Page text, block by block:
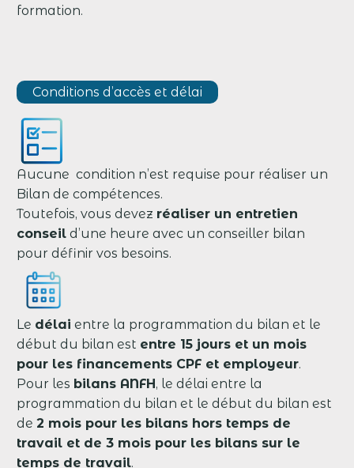
formation.
Conditions d’accès et délai
Aucune condition n’est requise pour réaliser un
Bilan de compétences.
Toutefois, vous devez réaliser un entretien
conseil d’une heure avec un conseiller bilan
pour définir vos besoins.
Le délai entre la programmation du bilan et le
début du bilan est entre 15 jours et un mois
pour les financements CPF et employeur.
Pour les bilans ANFH , le délai entre la
programmation du bilan et le début du bilan est
de 2 mois pour les bilans hors temps de
travail et de 3 mois pour les bilans sur le
temps de travail.